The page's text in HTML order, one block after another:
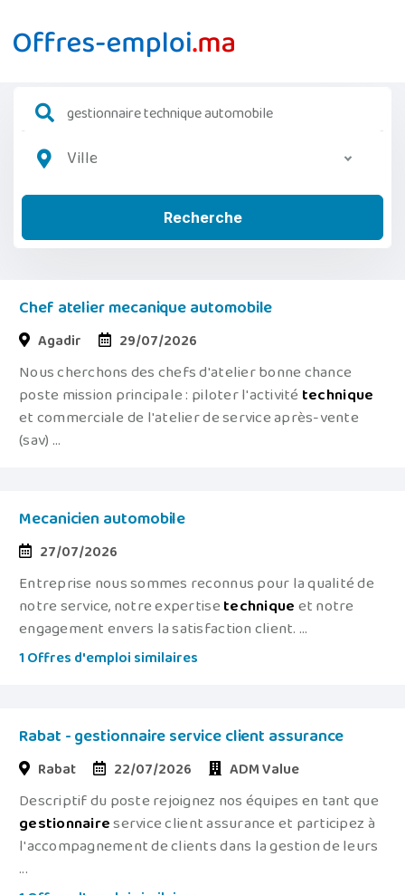
Ville
Recherche
Chef atelier mecanique automobile
Agadir 29/07/2026
Nous cherchons des chefs d'atelier bonne chance
poste mission principale : piloter l'activité technique
et commerciale de l'atelier de service après-vente
(sav) ...
Mecanicien automobile
27/07/2026
Entreprise nous sommes reconnus pour la qualité de
notre service, notre expertisetechniqueet notre
engagement envers la satisfaction client. ...
1 Offres d'emploi similaires
Rabat - gestionnaire service client assurance
Rabat 22/07/2026 ADM Value
Descriptif du poste rejoignez nos équipes en tant que
gestionnaireservice client assurance et participez à
l'accompagnement de clients dans la gestion de leurs
...